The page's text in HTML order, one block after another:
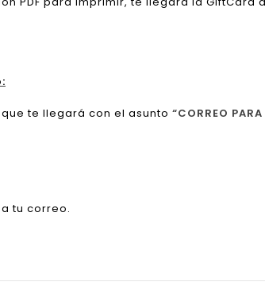
te llegará con el asunto “CORREO PARA
tu correo.